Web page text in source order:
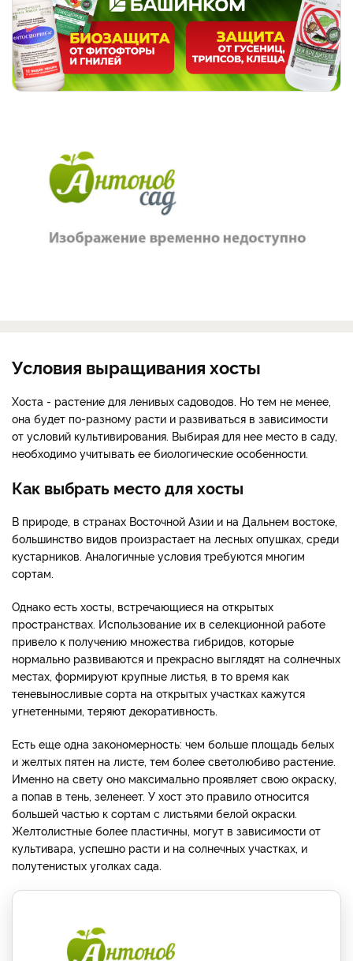
Условия выращивания хосты
Хоста - растение для ленивых садоводов. Но тем не менее,
она будет по-разному расти и развиваться в зависимости
от условий культивирования. Выбирая для нее место в саду,
необходимо учитывать ее биологические особенности.
Как выбрать место для хосты
В природе, в странах Восточной Азии и на Дальнем востоке,
большинство видов произрастает на лесных опушках, среди
кустарников. Аналогичные условия требуются многим
сортам.
Однако есть хосты, встречающиеся на открытых
пространствах. Использование их в селекционной работе
привело к получению множества гибридов, которые
нормально развиваются и прекрасно выглядят на солнечных
местах, формируют крупные листья, в то время как
теневыносливые сорта на открытых участках кажутся
угнетенными, теряют декоративность.
Есть еще одна закономерность: чем больше площадь белых
и желтых пятен на листе, тем более светолюбиво растение.
Именно на свету оно максимально проявляет свою окраску,
а попав в тень, зеленеет. У хост это правило относится
большей частью к сортам с листьями белой окраски.
Желтолистные более пластичны, могут в зависимости от
культивара, успешно расти и на солнечных участках, и
полутенистых уголках сада.